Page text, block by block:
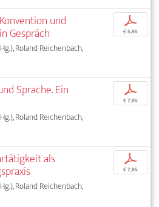
und
Gespräch
Roland Reichenbach,
p
€ 5,95
Sprache. Ein
Roland Reichenbach,
p
€ 7,95
als
Roland Reichenbach,
p
€ 7,95